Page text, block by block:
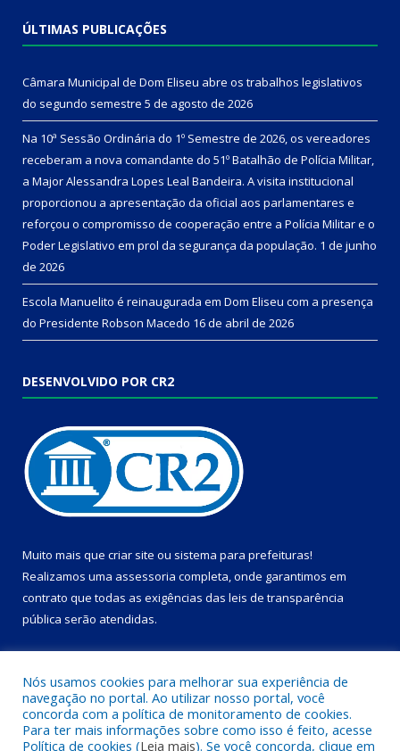
ÚLTIMAS PUBLICAÇÕES
Câmara Municipal de Dom Eliseu abre os trabalhos legislativos
do segundo semestre 5 de agosto de 2026
Na 10ª Sessão Ordinária do 1º Semestre de 2026, os vereadores
receberam a nova comandante do 51º Batalhão de Polícia Militar,
a Major Alessandra Lopes Leal Bandeira. A visita institucional
proporcionou a apresentação da oficial aos parlamentares e
reforçou o compromisso de cooperação entre a Polícia Militar e o
Poder Legislativo em prol da segurança da população. 1 de junho
de 2026
Escola Manuelito é reinaugurada em Dom Eliseu com a presença
do Presidente Robson Macedo 16 de abril de 2026
DESENVOLVIDO POR CR2
Muito mais que criar site ou sistema para prefeituras!
Realizamos uma assessoria completa, onde garantimos em
contrato que todas as exigências das leis de transparência
pública serão atendidas.
Nós usamos cookies para melhorar sua experiência de
navegação no portal. Ao utilizar nosso portal, você
concorda com a política de monitoramento de cookies.
Para ter mais informações sobre como isso é feito, acesse
Política de cookies (Leia mais). Se você concorda, clique em